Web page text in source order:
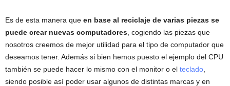
Es de esta manera que en base al reciclaje de varias piezas se
puede crear nuevas computadores , cogiendo las piezas que
nosotros creemos de mejor utilidad para el tipo de computador que
deseamos tener. Además si bien hemos puesto el ejemplo del CPU
también se puede hacer lo mismo con el monitor o el teclado
siendo posible así poder usar algunos de distintas marcas y en